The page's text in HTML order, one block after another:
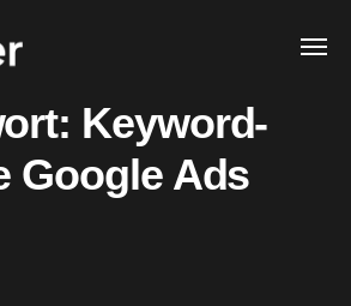
Keyword-
Google Ads